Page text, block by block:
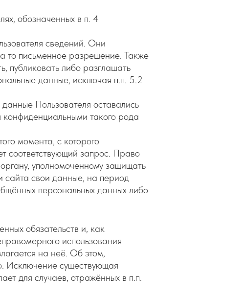
обозначенных в п. 4
сведений. Они
то письменное разрешение. Также
публиковать либо разглашать
данные, исключая п.п. 5.2
Пользователя оставались
конфиденциальными такого рода
момента, с которого
соответствующий запрос. Право
уполномоченному защищать
сайта свои данные, на период
персональных данных либо
обязательств и, как
использования
на неё. Об этом,
Исключение существующая
для случаев, отражённых в п.п.